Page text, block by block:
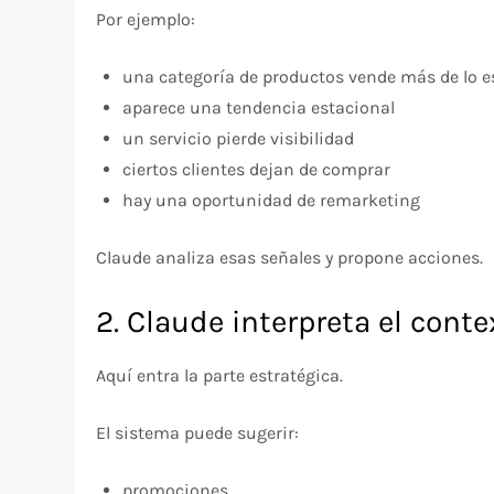
Por ejemplo:
una categoría de productos vende más de lo
aparece una tendencia estacional
un servicio pierde visibilidad
ciertos clientes dejan de comprar
hay una oportunidad de remarketing
Claude analiza esas señales y propone acciones.
2. Claude interpreta el
Aquí entra la parte estratégica.
El sistema puede sugerir: